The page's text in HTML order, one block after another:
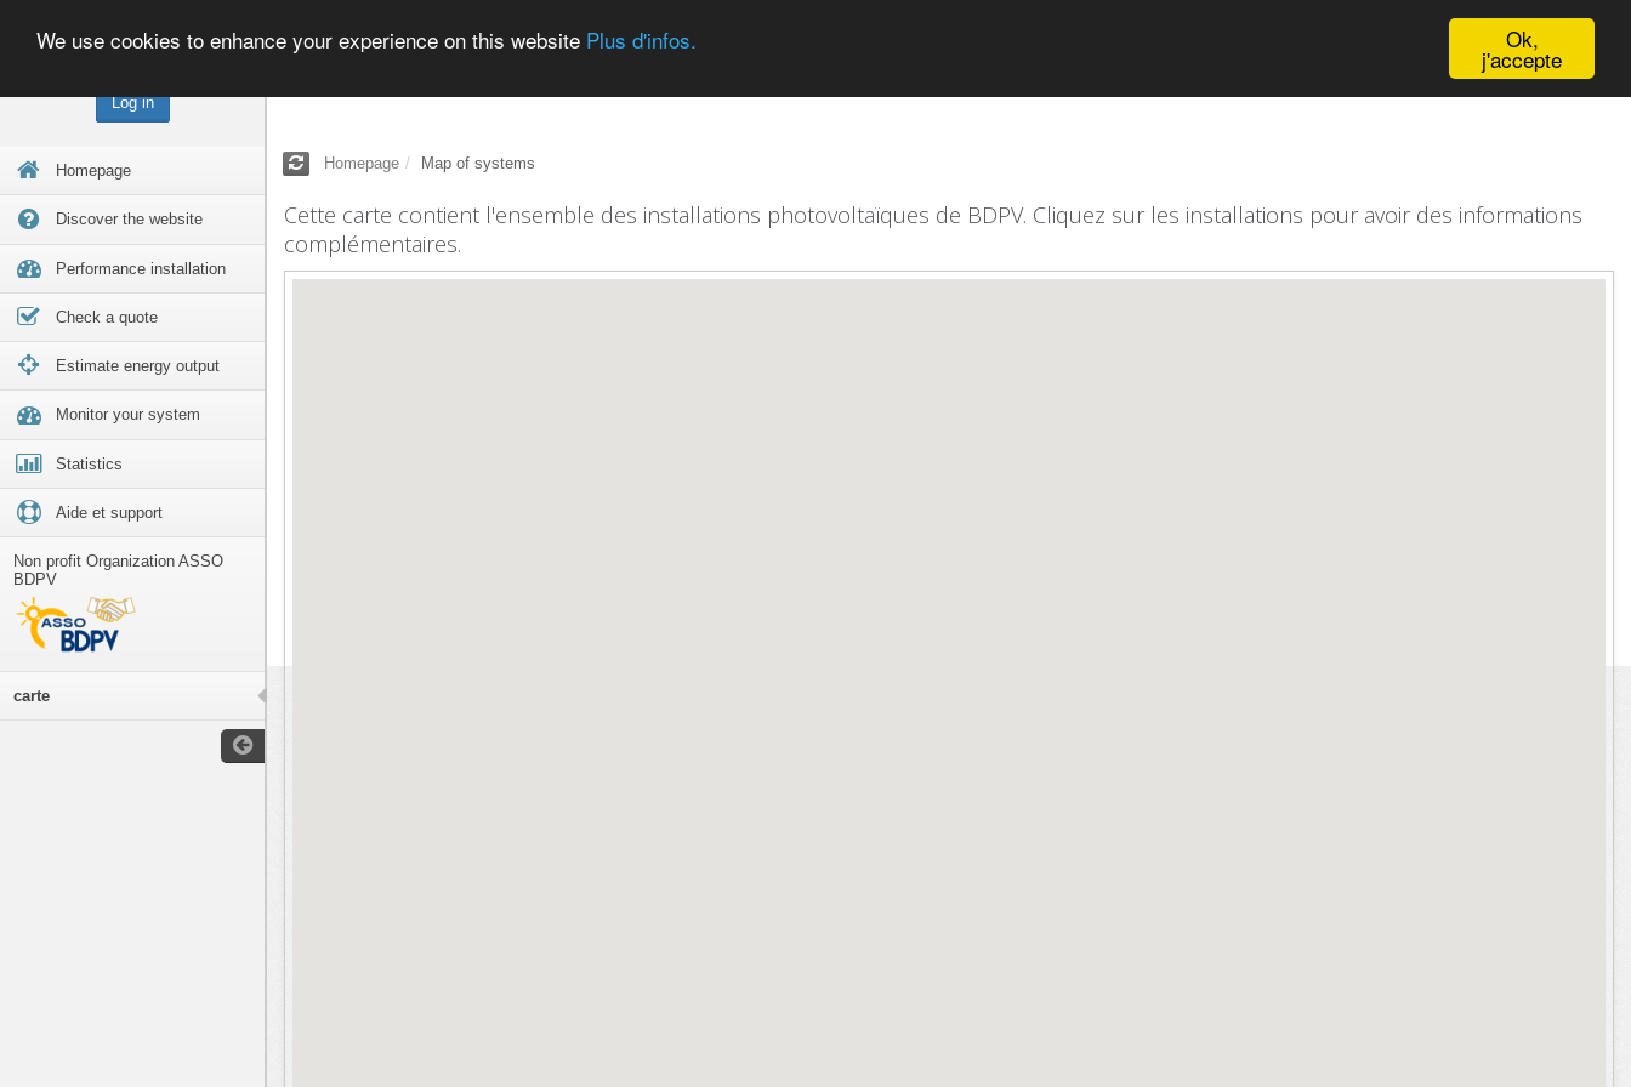
Log in
Homepage
Discover the website
Performance installation
Check a quote
Estimate energy output
Monitor your system
Statistics
Aide et support
Non profit Organization ASSO
BDPV
carte
Ok,
j'accepte
We use cookies to enhance your experience on this website Plus d'infos.
Homepage Map of systems
Cette carte contient l'ensemble des installations photovoltaïques de BDPV. Cliquez sur les installations pour avoir des informations
complémentaires.